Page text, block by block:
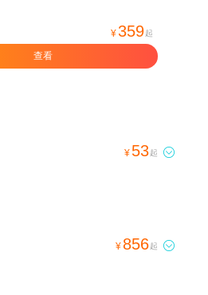
¥359 起
查看
¥ 53起 
¥ 856起 